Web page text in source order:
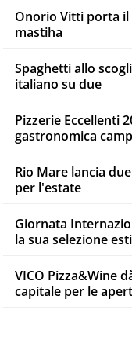
Onorio Vitti porta
mastiha
Spaghetti allo
italiano su due
Pizzerie Eccellenti
gastronomica
Rio Mare lancia
per l'estate
Giornata
la sua selezione
VICO Pizza&Wine
capitale per le